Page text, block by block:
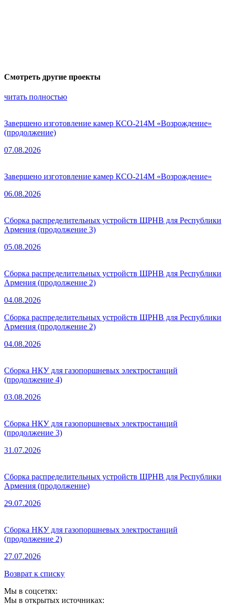
Смотреть другие проекты
читать полностью
Завершено изготовление камер КСО-214М «Возрождение»
(продолжение)
07.08.2026
Завершено изготовление камер КСО-214М «Возрождение»
06.08.2026
Сборка распределительных устройств ЩРНВ для Республики
Армения (продолжение 3)
05.08.2026
Сборка распределительных устройств ЩРНВ для Республики
Армения (продолжение 2)
04.08.2026
Сборка распределительных устройств ЩРНВ для Республики
Армения (продолжение 2)
04.08.2026
Сборка НКУ для газопоршневых электростанций
(продолжение 4)
03.08.2026
Сборка НКУ для газопоршневых электростанций
(продолжение 3)
31.07.2026
Сборка распределительных устройств ЩРНВ для Республики
Армения (продолжение)
29.07.2026
Сборка НКУ для газопоршневых электростанций
(продолжение 2)
27.07.2026
Возврат к списку
Мы в соцсетях:
Мы в открытых источниках: